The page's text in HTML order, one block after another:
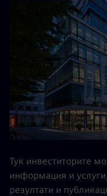
Тук инвеститорите
информация и
резултати и